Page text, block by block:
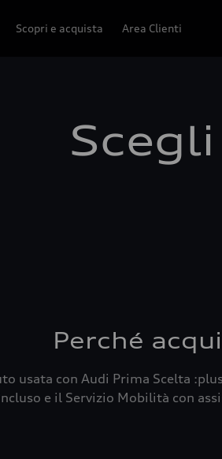
Scopri e acquista Area Clienti
Perché
usata con Audi Prima Scelta
e il Servizio Mobilità con